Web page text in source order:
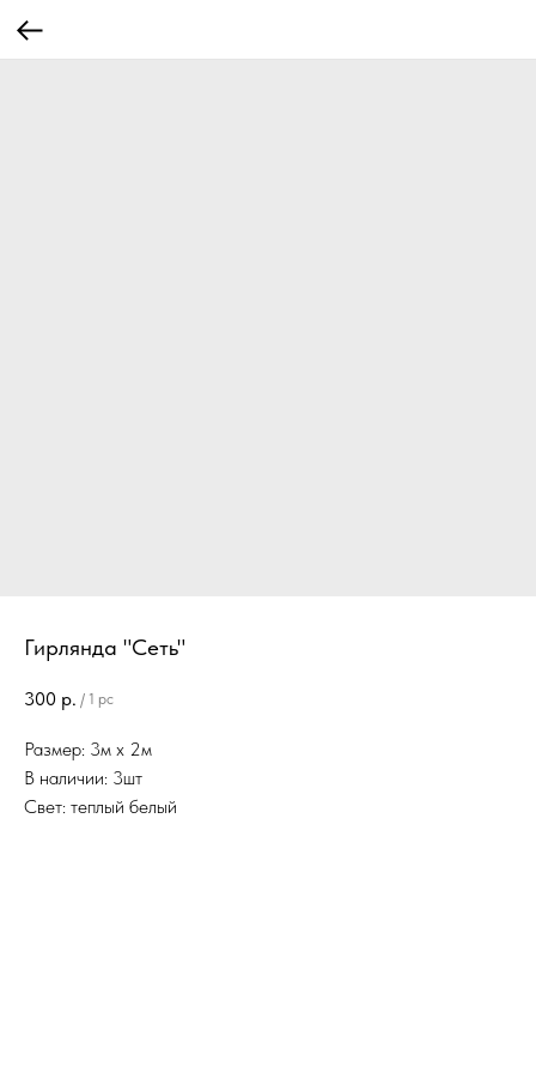
Гирлянда "Сеть"
300 р. / 1 pc
Размер: 3м х 2м
В наличии: 3шт
Свет: теплый белый